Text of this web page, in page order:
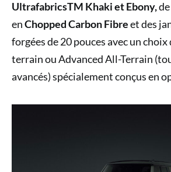
UltrafabricsTM Khaki et Ebony,
enChopped Carbon Fibreet des
forgées de 20 pouces avec un
terrain ou Advanced All-Terrain
avancés) spécialement conçus en